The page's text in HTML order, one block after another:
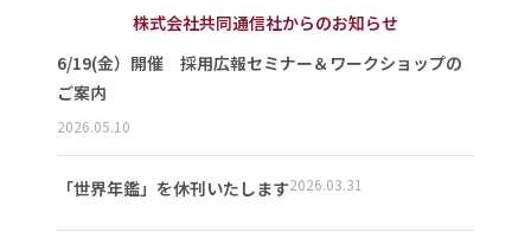
株式会社共同通信社からのお知らせ
6/19(金）開催 採用広報セミナー＆ワークショップの
ご案内
2026.05.10
「世界年鑑」を休刊いたします2026.03.31